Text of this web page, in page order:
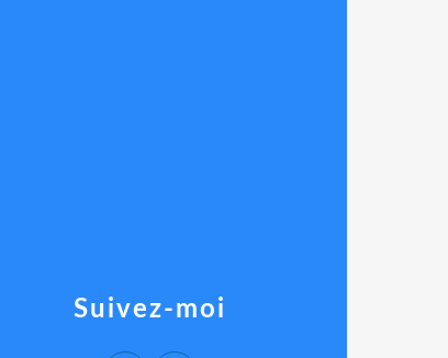
Suivez-moi